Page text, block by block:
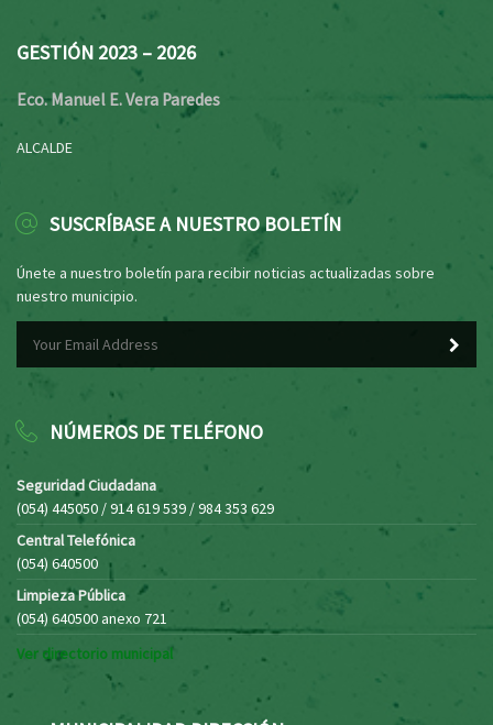
GESTIÓN 2023 – 2026
Eco. Manuel E. Vera Paredes
ALCALDE
SUSCRÍBASE A NUESTRO BOLETÍN
Únete a nuestro boletín para recibir noticias actualizadas sobre
nuestro municipio.
NÚMEROS DE TELÉFONO
Seguridad Ciudadana
(054) 445050 / 914 619 539 / 984 353 629
Central Telefónica
(054) 640500
Limpieza Pública
(054) 640500 anexo 721
Ver directorio municipal